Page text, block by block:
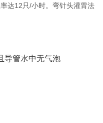
达12只/小时。弯针头灌胃法
导管水中无气泡